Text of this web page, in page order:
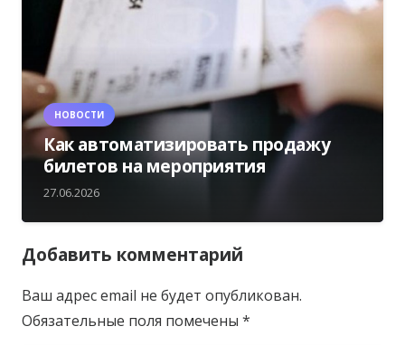
НОВОСТИ
Как автоматизировать продажу
билетов на мероприятия
27.06.2026
Добавить комментарий
Ваш адрес email не будет опубликован.
Обязательные поля помечены *